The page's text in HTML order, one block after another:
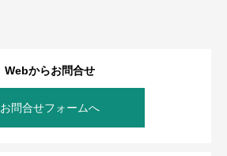
Webからお問合せ
お問合せフォームへ